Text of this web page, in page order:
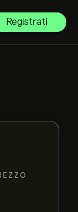
Registrati